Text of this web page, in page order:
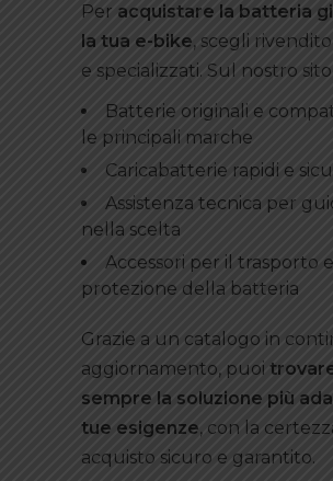
Per acquistare la batteria
la tua e-bike, scegli
e specializzati. Sul nostro
Batterie originali e
le principali marche
Caricabatterie rapidi e
Assistenza tecnica per
nella scelta
Accessori per il trasporto
protezione della batteria
Grazie a un catalogo in
aggiornamento, puoi
sempre la soluzione più
tue esigenze, con la
acquisto sicuro e garantito.